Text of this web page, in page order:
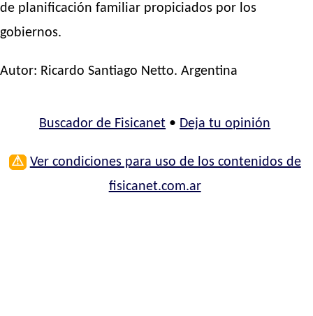
de planificación familiar propiciados por los
gobiernos.
Autor: Ricardo Santiago Netto. Argentina
Buscador de Fisicanet • Deja tu opinión
⚠ Ver condiciones para uso de los contenidos de
fisicanet.com.ar